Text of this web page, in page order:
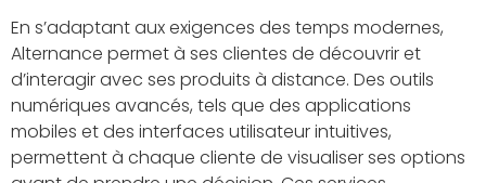
En s’adaptant aux exigences des temps modernes,
Alternance permet à ses clientes de découvrir et
d’interagir avec ses produits à distance. Des outils
numériques avancés, tels que des applications
mobiles et des interfaces utilisateur intuitives,
permettent à chaque cliente de visualiser ses options